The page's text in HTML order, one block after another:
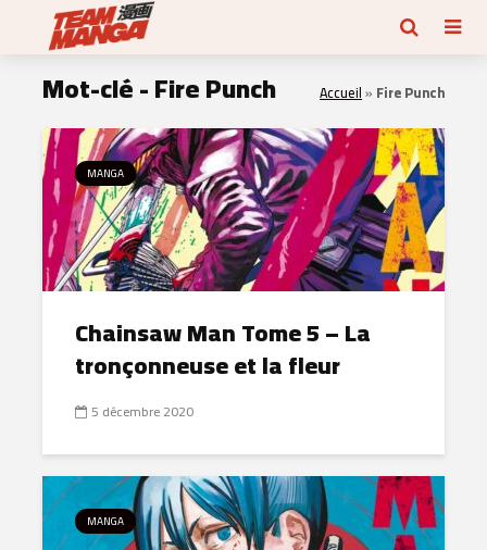
Mot-clé - Fire Punch Accueil» Fire Punch
MANGA
Chainsaw Man Tome 5 – La
tronçonneuse et la fleur
5 décembre 2020
MANGA